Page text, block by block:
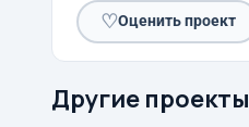
♡Оценить проект
Другие проекты